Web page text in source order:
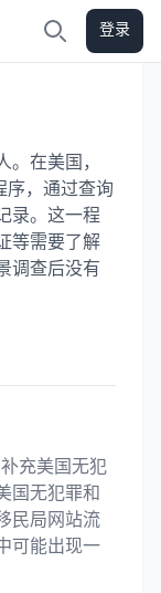
登录
在美国，
序，通过查询
录。这一程
等需要了解
调查后没有
充美国无犯
国无犯罪和
民局网站流
可能出现一